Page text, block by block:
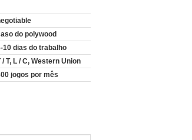
do polywood
10 dias do trabalho
/ T, L / C, Western Union
jogos por mês